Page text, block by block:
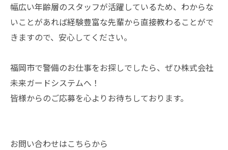
幅広い年齢層のスタッフが活躍しているため、わからな
いことがあれば経験豊富な先輩から直接教わることがで
きますので、安心してください。
福岡市で警備のお仕事をお探しでしたら、ぜひ株式会社
未来ガードシステムへ！
皆様からのご応募を心よりお待ちしております。
お問い合わせはこちらから